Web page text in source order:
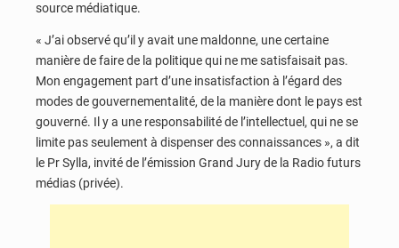
source médiatique.
« J’ai observé qu’il y avait une maldonne, une certaine
manière de faire de la politique qui ne me satisfaisait pas.
Mon engagement part d’une insatisfaction à l’égard des
modes de gouvernementalité, de la manière dont le pays est
gouverné. Il y a une responsabilité de l’intellectuel, qui ne se
limite pas seulement à dispenser des connaissances », a dit
le Pr Sylla, invité de l’émission Grand Jury de la Radio futurs
médias (privée).